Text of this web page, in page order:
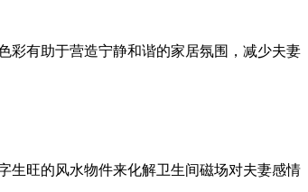
彩有助于营造宁静和谐的家居氛围，减少夫妻
生旺的风水物件来化解卫生间磁场对夫妻感情